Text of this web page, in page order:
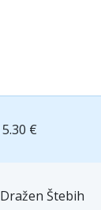
5.30 €
Dražen Štebih